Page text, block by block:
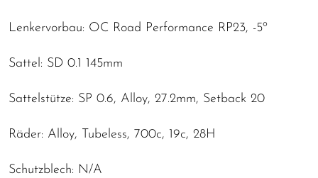
Lenkervorbau: OC Road Performance RP23, -5º
Sattel: SD 0.1 145mm
Sattelstütze: SP 0.6, Alloy, 27.2mm, Setback 20
Räder: Alloy, Tubeless, 700c, 19c, 28H
Schutzblech: N/A